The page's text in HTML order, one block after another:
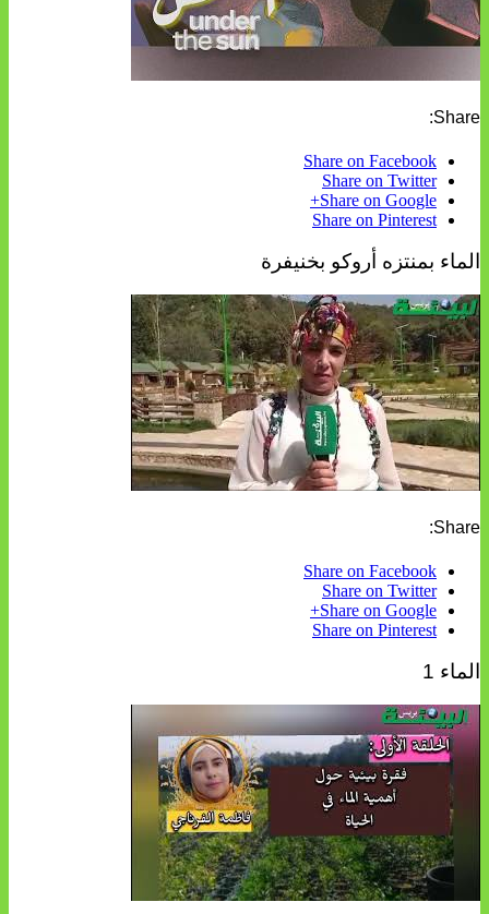
Share:
Share on Facebook
Share on Twitter
Share on Google+
Share on Pinterest
الماء بمنتزه أروكو بخنيفرة
Share:
Share on Facebook
Share on Twitter
Share on Google+
Share on Pinterest
الماء 1